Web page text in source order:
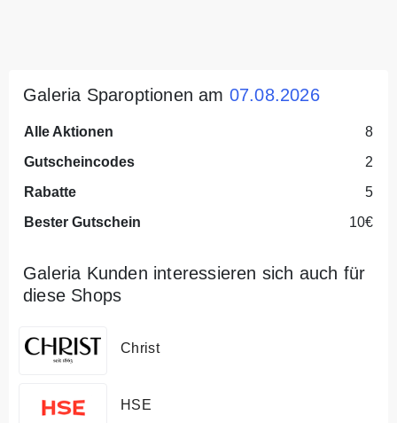
Galeria Sparoptionen am 07.08.2026
Alle Aktionen
8
Gutscheincodes
2
Rabatte
5
Bester Gutschein
10€
Galeria Kunden interessieren sich auch für
diese Shops
Christ
HSE